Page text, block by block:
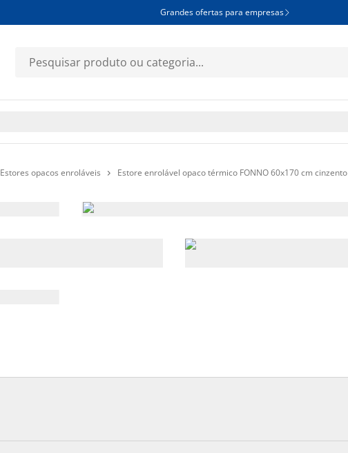
Grandes ofertas para empresas 
Estores opacos enroláveis  Estore enrolável opaco térmico FONNO 60x170 cm cinzento